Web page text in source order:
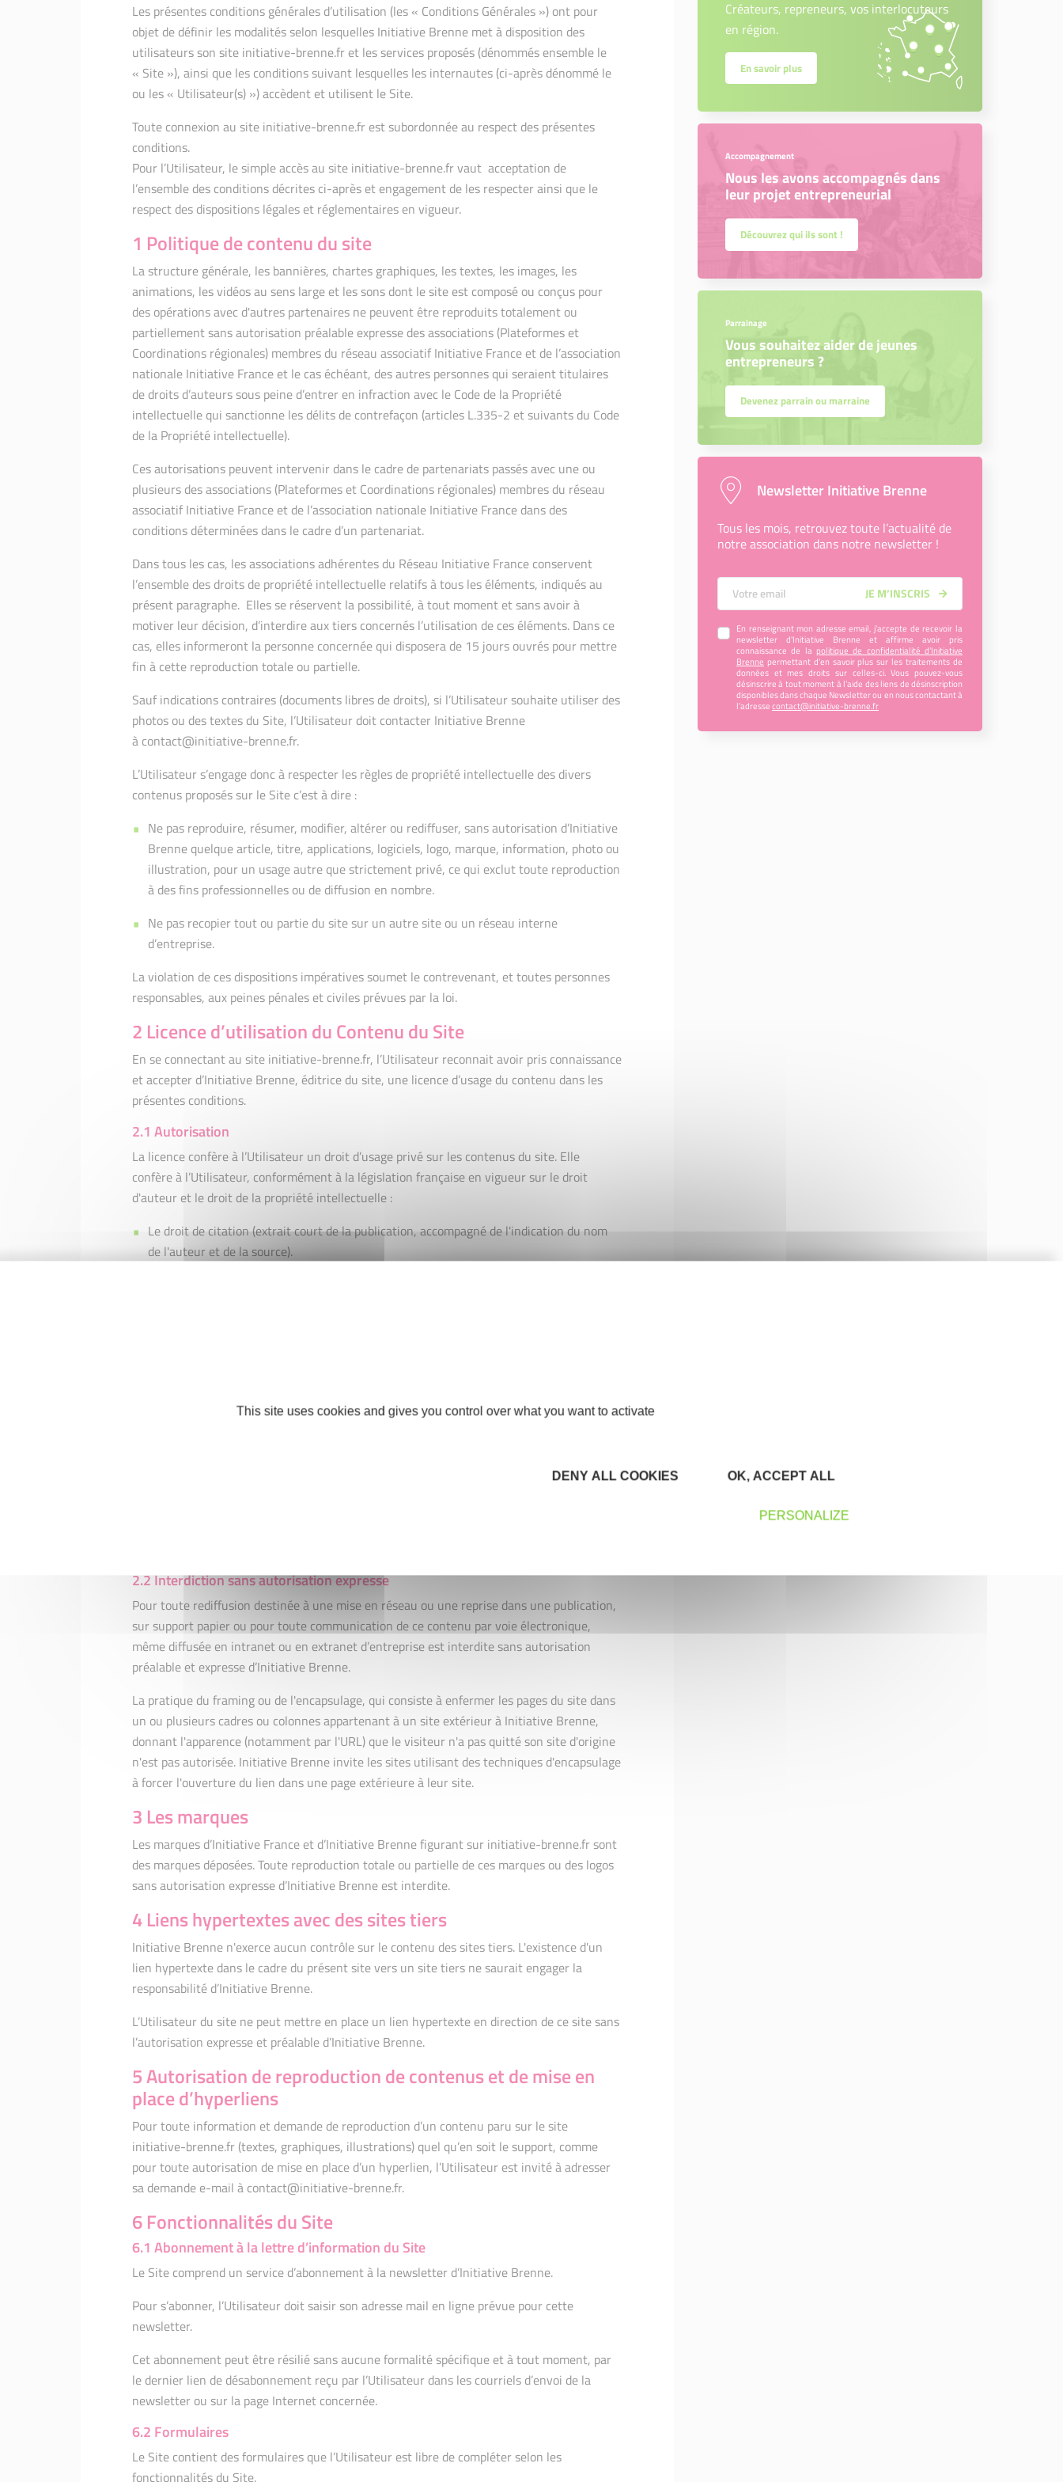
Les présentes conditions générales d’utilisation (les « Conditions Générales ») ont pour
objet de définir les modalités selon lesquelles Initiative Brenne met à disposition des
utilisateurs son site initiative-brenne.fr et les services proposés (dénommés ensemble le
« Site »), ainsi que les conditions suivant lesquelles les internautes (ci-après dénommé le
ou les « Utilisateur(s) ») accèdent et utilisent le Site.
Toute connexion au site initiative-brenne.fr est subordonnée au respect des présentes
conditions.
Pour l’Utilisateur, le simple accès au site initiative-brenne.fr vaut acceptation de
l’ensemble des conditions décrites ci-après et engagement de les respecter ainsi que le
respect des dispositions légales et réglementaires en vigueur.
1 Politique de contenu du site
La structure générale, les bannières, chartes graphiques, les textes, les images, les
animations, les vidéos au sens large et les sons dont le site est composé ou conçus pour
des opérations avec d'autres partenaires ne peuvent être reproduits totalement ou
partiellement sans autorisation préalable expresse des associations (Plateformes et
Coordinations régionales) membres du réseau associatif Initiative France et de l’association
nationale Initiative France et le cas échéant, des autres personnes qui seraient titulaires
de droits d’auteurs sous peine d’entrer en infraction avec le Code de la Propriété
intellectuelle qui sanctionne les délits de contrefaçon (articles L.335-2 et suivants du Code
de la Propriété intellectuelle).
Ces autorisations peuvent intervenir dans le cadre de partenariats passés avec une ou
plusieurs des associations (Plateformes et Coordinations régionales) membres du réseau
associatif Initiative France et de l’association nationale Initiative France dans des
conditions déterminées dans le cadre d’un partenariat.
Dans tous les cas, les associations adhérentes du Réseau Initiative France conservent
l’ensemble des droits de propriété intellectuelle relatifs à tous les éléments, indiqués au
présent paragraphe. Elles se réservent la possibilité, à tout moment et sans avoir à
motiver leur décision, d’interdire aux tiers concernés l’utilisation de ces éléments. Dans ce
cas, elles informeront la personne concernée qui disposera de 15 jours ouvrés pour mettre
fin à cette reproduction totale ou partielle.
Sauf indications contraires (documents libres de droits), si l’Utilisateur souhaite utiliser des
photos ou des textes du Site, l’Utilisateur doit contacter Initiative Brenne
à contact@initiative-brenne.fr.
L’Utilisateur s’engage donc à respecter les règles de propriété intellectuelle des divers
contenus proposés sur le Site c’est à dire :
Ne pas reproduire, résumer, modifier, altérer ou rediffuser, sans autorisation d’Initiative
Brenne quelque article, titre, applications, logiciels, logo, marque, information, photo ou
illustration, pour un usage autre que strictement privé, ce qui exclut toute reproduction
à des fins professionnelles ou de diffusion en nombre.
Ne pas recopier tout ou partie du site sur un autre site ou un réseau interne
d’entreprise.
La violation de ces dispositions impératives soumet le contrevenant, et toutes personnes
responsables, aux peines pénales et civiles prévues par la loi.
2 Licence d’utilisation du Contenu du Site
En se connectant au site initiative-brenne.fr, l’Utilisateur reconnait avoir pris connaissance
et accepter d’Initiative Brenne, éditrice du site, une licence d’usage du contenu dans les
présentes conditions.
2.1 Autorisation
La licence confère à l’Utilisateur un droit d’usage privé sur les contenus du site. Elle
confère à l’Utilisateur, conformément à la législation française en vigueur sur le droit
d'auteur et le droit de la propriété intellectuelle :
Le droit de citation (extrait court de la publication, accompagné de l'indication du nom
de l'auteur et de la source).
cependant toute responsabilité vis-à-vis des modifications que l'Utilisateur pourra
2.2 Interdiction sans autorisation expresse
Pour toute rediffusion destinée à une mise en réseau ou une reprise dans une publication,
sur support papier ou pour toute communication de ce contenu par voie électronique,
même diffusée en intranet ou en extranet d’entreprise est interdite sans autorisation
préalable et expresse d’Initiative Brenne.
La pratique du framing ou de l'encapsulage, qui consiste à enfermer les pages du site dans
un ou plusieurs cadres ou colonnes appartenant à un site extérieur à Initiative Brenne,
donnant l'apparence (notamment par l'URL) que le visiteur n'a pas quitté son site d'origine
n'est pas autorisée. Initiative Brenne invite les sites utilisant des techniques d'encapsulage
à forcer l'ouverture du lien dans une page extérieure à leur site.
3 Les marques
Les marques d’Initiative France et d’Initiative Brenne figurant sur initiative-brenne.fr sont
des marques déposées. Toute reproduction totale ou partielle de ces marques ou des logos
sans autorisation expresse d’Initiative Brenne est interdite.
4 Liens hypertextes avec des sites tiers
Initiative Brenne n'exerce aucun contrôle sur le contenu des sites tiers. L'existence d'un
lien hypertexte dans le cadre du présent site vers un site tiers ne saurait engager la
responsabilité d’Initiative Brenne.
L’Utilisateur du site ne peut mettre en place un lien hypertexte en direction de ce site sans
l’autorisation expresse et préalable d’Initiative Brenne.
5 Autorisation de reproduction de contenus et de mise en
place d’hyperliens
Pour toute information et demande de reproduction d’un contenu paru sur le site
initiative-brenne.fr (textes, graphiques, illustrations) quel qu’en soit le support, comme
pour toute autorisation de mise en place d’un hyperlien, l’Utilisateur est invité à adresser
sa demande e-mail à contact@initiative-brenne.fr.
6 Fonctionnalités du Site
6.1 Abonnement à la lettre d’information du Site
Le Site comprend un service d’abonnement à la newsletter d’Initiative Brenne.
Pour s’abonner, l’Utilisateur doit saisir son adresse mail en ligne prévue pour cette
newsletter.
Cet abonnement peut être résilié sans aucune formalité spécifique et à tout moment, par
le dernier lien de désabonnement reçu par l’Utilisateur dans les courriels d’envoi de la
newsletter ou sur la page Internet concernée.
6.2 Formulaires
Le Site contient des formulaires que l’Utilisateur est libre de compléter selon les
fonctionnalités du Site.
Créateurs, repreneurs, vos interlocuteurs
en région.
En savoir plus
Accompagnement
Nous les avons accompagnés dans
leur projet entrepreneurial
Découvrez qui ils sont !
Parrainage
Vous souhaitez aider de jeunes
entrepreneurs ?
Devenez parrain ou marraine
Newsletter Initiative Brenne
Tous les mois, retrouvez toute l’actualité de
notre association dans notre newsletter !
Votre Email JE M’INSCRIS
En renseignant mon adresse email, j’accepte de recevoir la
newsletter d'Initiative Brenne et affirme avoir pris
connaissance de la politique de confidentialité d’Initiative
Brenne permettant d’en savoir plus sur les traitements de
données et mes droits sur celles-ci. Vous pouvez-vous
désinscrire à tout moment à l’aide des liens de désinscription
disponibles dans chaque Newsletter ou en nous contactant à
l’adressecontact@initiative-brenne.fr
This site uses cookies and gives you control over what you want to activate
OK, ACCEPT ALL
DENY ALL COOKIES
PERSONALIZE